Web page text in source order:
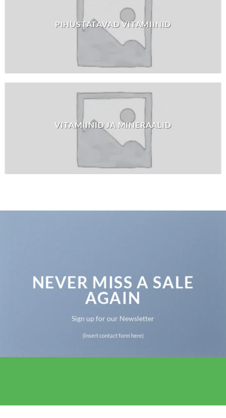
PIHUSTATAVAD VITAMIINID
VITAMIINID JA MINERAALID
NEVER MISS A SALE
AGAIN
Sign up for our Newsletter
(insert contact form here)